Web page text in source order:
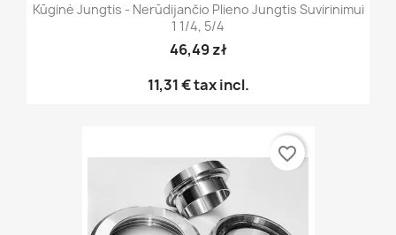
Kūginė Jungtis - Nerūdijančio Plieno Jungtis Suvirinimui
1 1/4, 5/4
46,49 zł
11,31 €tax incl.
favorite_border